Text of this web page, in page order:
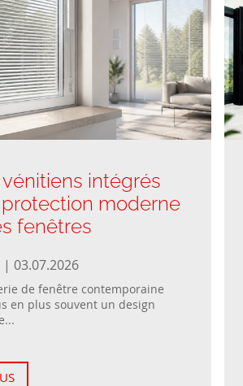
intégrés
moderne
fenêtres
03.07.2026
de fenêtre contemporaine
en plus souvent un design